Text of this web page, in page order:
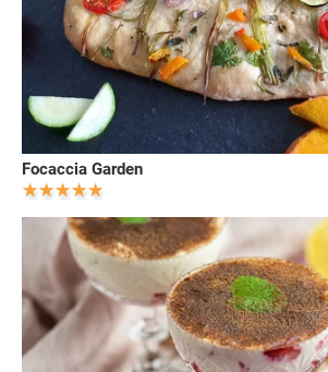
Focaccia Garden